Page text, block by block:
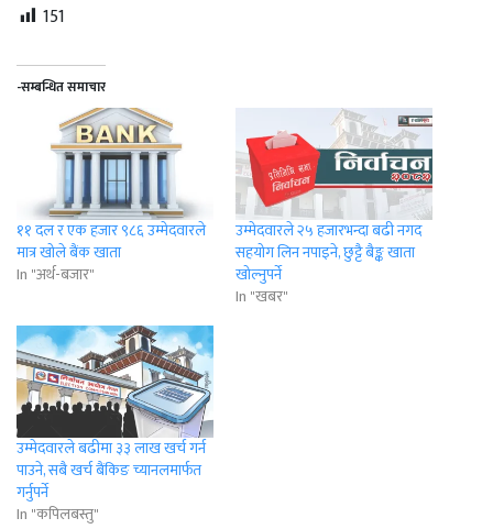
151
-सम्बन्धित समाचार
११ दल र एक हजार ९८६ उम्मेदवारले
मात्र खोले बैंक खाता
In "अर्थ-बजार"
उम्मेदवारले २५ हजारभन्दा बढी नगद
सहयोग लिन नपाइने, छुट्टै बैङ्क खाता
खोल्नुपर्ने
In "खबर"
उम्मेदवारले बढीमा ३३ लाख खर्च गर्न
पाउने, सबै खर्च बैंकिङ च्यानलमार्फत
गर्नुपर्ने
In "कपिलबस्तु"